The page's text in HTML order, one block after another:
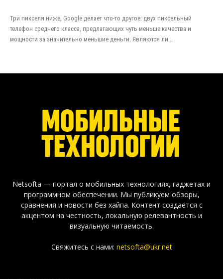
Три пикселя ниже, Google делает что-то другое: двух пиксельный
телефон среднего класса, предлагающих чуть меньше качества и
мощности за значительно меньшие деньги. Являются ли...
Netsofta — портал о мобильных технологиях, гаджетах и
программном обеспечении. Мы публикуем обзоры,
сравнения и новости без хайпа. Контент создаётся с
акцентом на честность, локальную релевантность и
визуальную читаемость.
Свяжитесь с нами: netsofta@ukr.net